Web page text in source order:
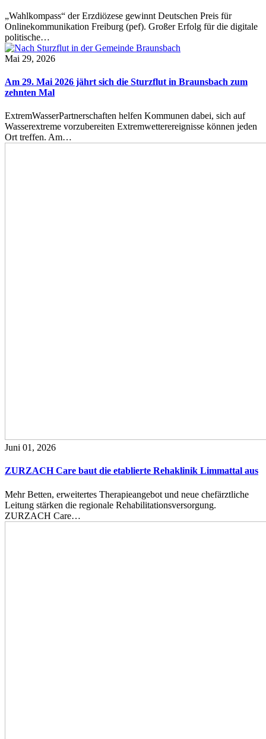
„Wahlkompass“ der Erzdiözese gewinnt Deutschen Preis für
Onlinekommunikation Freiburg (pef). Großer Erfolg für die digitale
politische…
Mai 29, 2026
Am 29. Mai 2026 jährt sich die Sturzflut in Braunsbach zum
zehnten Mal
ExtremWasserPartnerschaften helfen Kommunen dabei, sich auf
Wasserextreme vorzubereiten Extremwetterereignisse können jeden
Ort treffen. Am…
Juni 01, 2026
ZURZACH Care baut die etablierte Rehaklinik Limmattal aus
Mehr Betten, erweitertes Therapieangebot und neue chefärztliche
Leitung stärken die regionale Rehabilitationsversorgung.
ZURZACH Care…